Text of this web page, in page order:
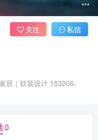
居｜软装设计 153206-
关注 私信
0